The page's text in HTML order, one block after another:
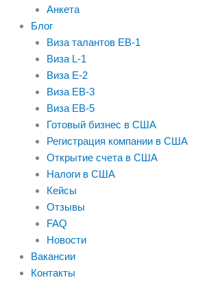
Анкета
Блог
Виза талантов EB-1
Виза L-1
Виза E-2
Виза EB-3
Виза EB-5
Готовый бизнес в США
Регистрация компании в США
Открытие счета в США
Налоги в США
Кейсы
Отзывы
FAQ
Новости
Вакансии
Контакты